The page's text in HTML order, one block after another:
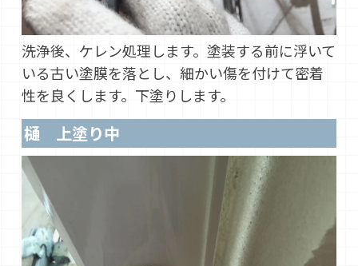
洗浄後、ケレン処理します。塗装する前に浮いて
いる古い塗膜を落とし、細かい傷を付けて密着
性を良くします。下塗りします。
樋 上塗り中